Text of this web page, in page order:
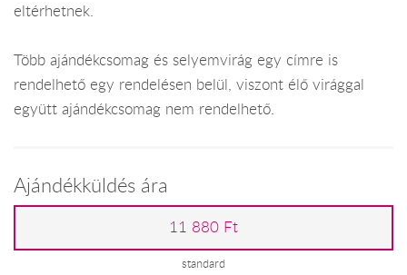
eltérhetnek.
Több ajándékcsomag és selyemvirág egy címre is
rendelhető egy rendelésen belül, viszont élő virággal
együtt ajándékcsomag nem rendelhető.
Ajándékküldés ára
11 880 Ft
standard